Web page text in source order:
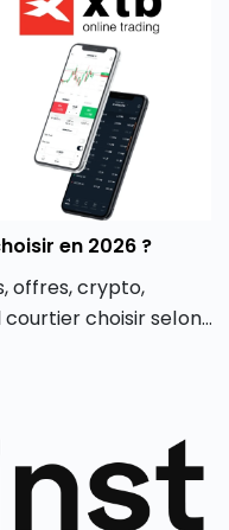
en 2026 ?
offres, crypto,
courtier choisir selon